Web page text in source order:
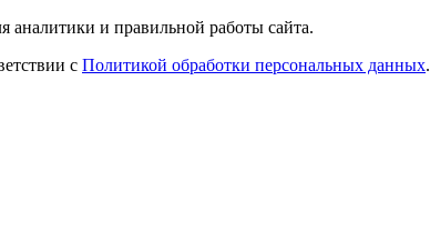
аналитики и правильной работы сайта.
с Политикой обработки персональных данных.